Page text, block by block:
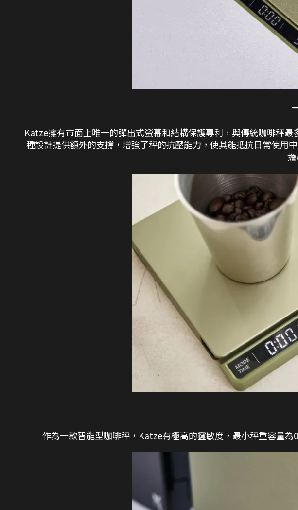
Katze擁有市面上唯一的彈出式螢幕和結構保護專利，與傳統咖啡秤
種設計提供額外的支撐，增強了秤的抗壓能力，使其能抵抗日常使用
擔
作為一款智能型咖啡秤，Katze有極高的靈敏度，最小秤重容量